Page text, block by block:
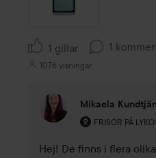
1 gillar 1
1076 visningar
Mikaela
FRISÖR PÅ LYKO
Användarens
Hej! De finns i flera